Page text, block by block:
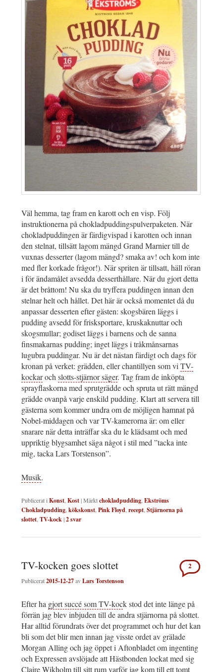
Väl hemma, tag fram en karott och en visp. Följ
instruktionerna på chokladpuddingspulverpaketen. När
chokladpuddingen är färdigvispad i karotten och innan
den stelnat, tillsätt lagom mängd Grand Marnier till de
vuxnas desserter (lagom mängd? smaka av! och kom inte
med fler korkade frågor!). När spriten är tillsatt, häll röran
i för ändamålet avsedda desserthållare. När du gjort detta
är det bråttom! Nu ska du tryffera puddingen innan den
stelnar helt och hållet. Det här är också momentet då du
anpassar desserten efter gästen: skogsbären läggs i
pudding avsedd för frisksportare, kruskaknuttar och
skogsmullar; godiset läggs i barnens och de sanna
finsmakarnas pudding; inget läggs i tråkmånsarnas
lugubra puddingar. Nu är det nästan färdigt och dags för
kronan på verket: grädden, eller chantillyen som vi TV-
kockaroch slotts-stjärnor säger. Tag fram de inköpta
sprayflaskorna med sprutgrädde och spruta ut rätt mängd
grädde ovanpå varje enskild pudding. Klart att servera till
gästerna som kommer undra om de möjligen hamnat på
Nobel-middagen och var TV-kamerorna är: om eller
snarare när detta inträffar ska du le klädsamt och med
uppriktig blygsamhet säga något i stil med ”tacka inte
mig, tacka Lars Torstenson”.
Musik.
Publicerat i Konst Kost|Märktchokladpudding Ekströms
Chokladpudding kökskonst Pink Floyd recept Stjärnorna på
slottet TV-kock|2svar
TV-kocken goes slottet
Publicerat2015-12-27avLars Torstenson
2
Efter ha gjort succé som TV-kock stod det inte länge på
förrän jag blev inbjuden till de andra stjärnorna på slottet.
Har alltid förundrats över det programmet och hur det kan
bli som det blir men innan jag visste ordet av grälade
Morgan Alling och jag öppet i Aftonbladet om ingenting
och Expressen avslöjade att Hästbonden lockat med sig
Claire Wikholm till sitt rum varför jag kom till ett tomt